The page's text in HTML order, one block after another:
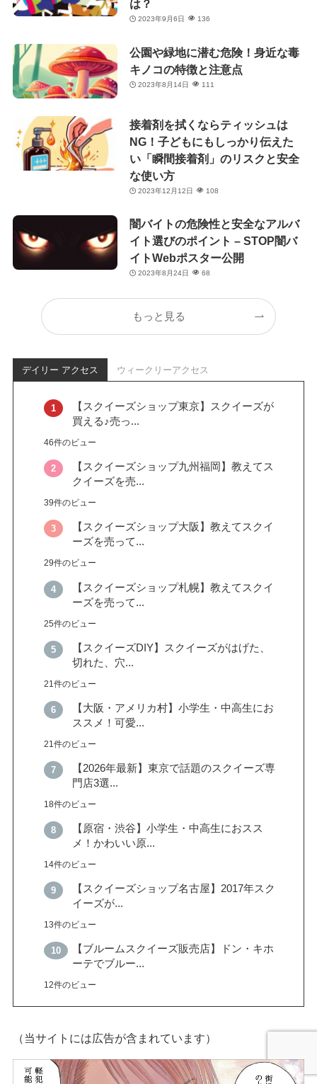
は？
2023年9月6日 136
公園や緑地に潜む危険！身近な毒
キノコの特徴と注意点
2023年8月14日 111
接着剤を拭くならティッシュは
NG！子どもにもしっかり伝えた
い「瞬間接着剤」のリスクと安全
な使い方
2023年12月12日 108
闇バイトの危険性と安全なアルバ
イト選びのポイント – STOP闇バ
イトWebポスター公開
2023年8月24日 68
もっと見る
デイリー アクセス ウィークリーアクセス
【スクイーズショップ東京】スクイーズが
買える♪売っ...
46件のビュー
【スクイーズショップ九州福岡】教えてス
クイーズを売...
39件のビュー
【スクイーズショップ大阪】教えてスクイ
ーズを売って...
29件のビュー
【スクイーズショップ札幌】教えてスクイ
ーズを売って...
25件のビュー
【スクイーズDIY】スクイーズがはげた、
切れた、穴...
21件のビュー
【大阪・アメリカ村】小学生・中高生にお
ススメ！可愛...
21件のビュー
【2026年最新】東京で話題のスクイーズ専
門店3選...
18件のビュー
【原宿・渋谷】小学生・中高生におスス
メ！かわいい原...
14件のビュー
【スクイーズショップ名古屋】2017年スク
イーズが...
13件のビュー
【ブルームスクイーズ販売店】ドン・キホ
ーテでブルー...
12件のビュー
（当サイトには広告が含まれています）